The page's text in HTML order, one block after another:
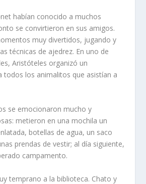
habían conocido a muchos
se convirtieron en sus amigos.
muy divertidos, jugando y
técnicas de ajedrez. En uno de
Aristóteles organizó un
todos los animalitos que asistían a
se emocionaron mucho y
metieron en una mochila un
botellas de agua, un saco
prendas de vestir; al día siguiente,
campamento.
temprano a la biblioteca. Chato y